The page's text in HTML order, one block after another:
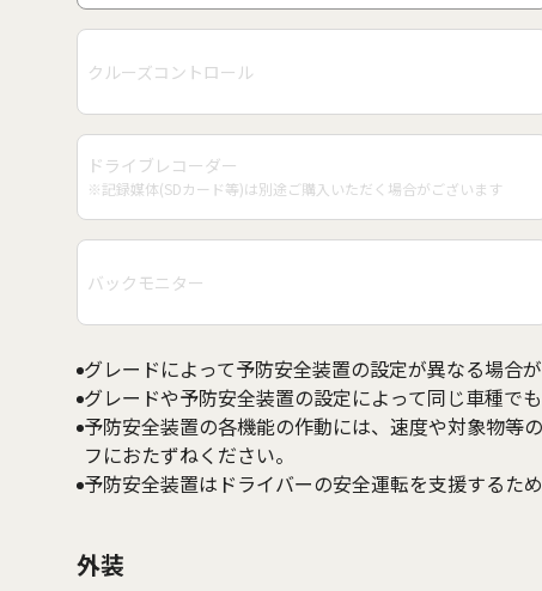
クルーズコントロール
ドライブレコーダー
※記録媒体(SDカード等)は別途ご購入いただく場合がございます
バックモニター
グレードによって予防安全装置の設定が異なる場合が
グレードや予防安全装置の設定によって同じ車種で
予防安全装置の各機能の作動には、速度や対象物等
フにおたずねください。
予防安全装置はドライバーの安全運転を支援するた
外装